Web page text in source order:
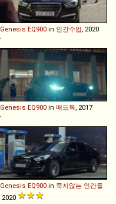
Genesis EQ900 in 인간수업 , 2020
Genesis EQ900 in 매드독 , 2017
Genesis EQ900 in 죽지않는 인간들
, 2020